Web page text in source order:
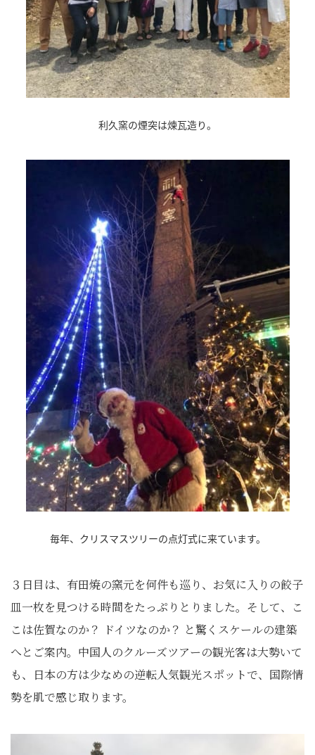
利久窯の煙突は煉瓦造り。
毎年、クリスマスツリーの点灯式に来ています。
３日目は、有田焼の窯元を何件も巡り、お気に入りの餃子
皿一枚を見つける時間をたっぷりとりました。そして、こ
こは佐賀なのか？ ドイツなのか？ と驚くスケールの建築
へとご案内。中国人のクルーズツアーの観光客は大勢いて
も、日本の方は少なめの逆転人気観光スポットで、国際情
勢を肌で感じ取ります。